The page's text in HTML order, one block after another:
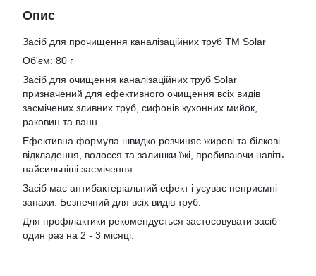
Опис
Засіб для прочищення каналізаційних труб ТМ Solar
Об'єм: 80 г
Засіб для очищення каналізаційних труб Solar
призначений для ефективного очищення всіх видів
засмічених зливних труб, сифонів кухонних мийок,
раковин та ванн.
Ефективна формула швидко розчиняє жирові та білкові
відкладення, волосся та залишки їжі, пробиваючи навіть
найсильніші засмічення.
Засіб має антибактеріальний ефект і усуває неприємні
запахи. Безпечний для всіх видів труб.
Для профілактики рекомендується застосовувати засіб
один раз на 2 - 3 місяці.